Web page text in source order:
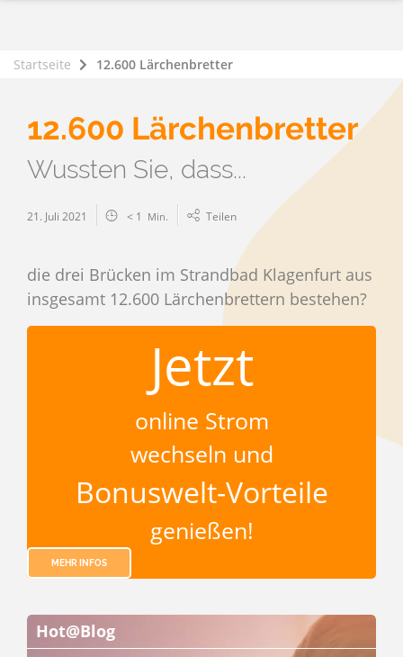
Startseite 12.600 Lärchenbretter
12.600 Lärchenbretter
Wussten Sie, dass...
21. Juli 2021 < 1 Min. Teilen
die drei Brücken im Strandbad Klagenfurt aus
insgesamt 12.600 Lärchenbrettern bestehen?
Jetzt
online Strom
wechseln und
Bonuswelt-Vorteile
genießen!
MEHR INFOS
Hot@Blog